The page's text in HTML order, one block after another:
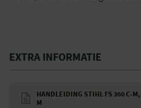
EXTRA INFORMATIE
HANDLEIDING STIHL FS 360 C-
M